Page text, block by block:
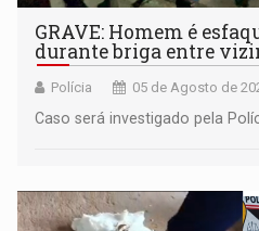
GRAVE: Homem é
durante briga entre
Polícia 05 de Agosto de
Caso será investigado pela